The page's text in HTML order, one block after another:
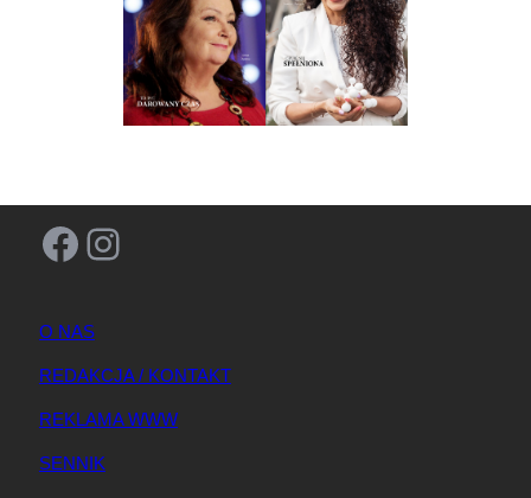
Facebook Instagram
O NAS
REDAKCJA / KONTAKT
REKLAMA WWW
SENNIK